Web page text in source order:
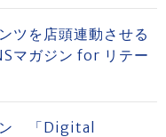
ツを店頭連動させる
マガジン for リテー
ン 「Digital